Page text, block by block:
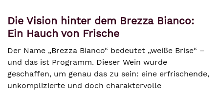
Die Vision hinter dem Brezza Bianco:
Ein Hauch von Frische
Der Name „Brezza Bianco“ bedeutet „weiße Brise“ –
und das ist Programm. Dieser Wein wurde
geschaffen, um genau das zu sein: eine erfrischende,
unkomplizierte und doch charaktervolle